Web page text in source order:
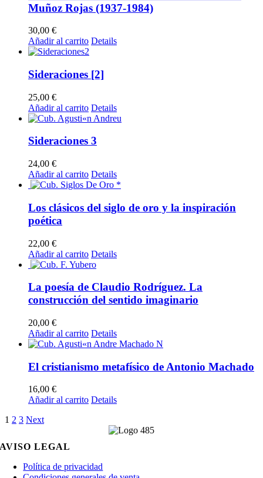
Muñoz Rojas (1937-1984)
30,00 €
Añadir al carrito Details
Sideraciones [2]
25,00 €
Añadir al carrito Details
Sideraciones 3
24,00 €
Añadir al carrito Details
Los clásicos del siglo de oro y la inspiración
poética
22,00 €
Añadir al carrito Details
La poesía de Claudio Rodríguez. La
construcción del sentido imaginario
20,00 €
Añadir al carrito Details
El cristianismo metafísico de Antonio Machado
16,00 €
Añadir al carrito Details
1 2 3 Next
AVISO LEGAL
Política de privacidad